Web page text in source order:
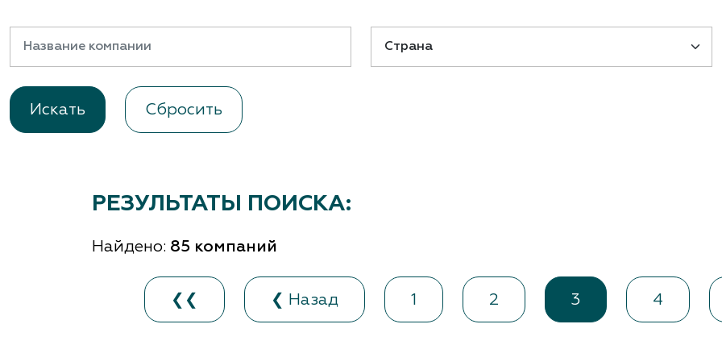
Рекламодателям
Сбросить
РЕЗУЛЬТАТЫ ПОИСКА:
Найдено: 85 компаний
❮❮ ❮ Назад 1 2 3 4